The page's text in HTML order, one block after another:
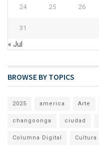
24 25 26
31
« Jul
BROWSE BY TOPICS
2025 america Arte
changoonga ciudad
Columna Digital Cultura